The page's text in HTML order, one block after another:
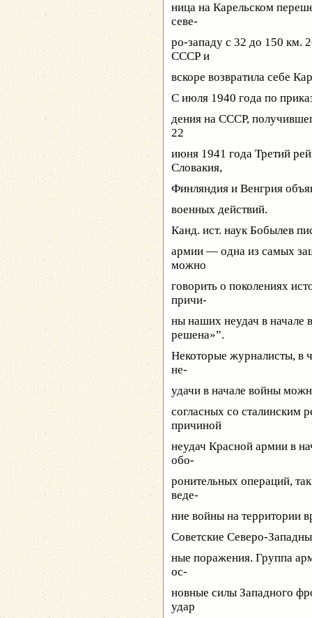
ница на Карельском
севе-
ро-западу с 32 до 150 км.
СССР и
вскоре возвратила себе
С июля 1940 года по
дения на СССР,
22
июня 1941 года Третий
Словакия,
Финляндия и Венгрия
военных действий.
Канд. ист. наук Бобылев
армии — одна из самых
можно
говорить о поколениях
причи-
ны наших неудач в начале
решена»”.
Некоторые журналисты, в
не-
удачи в начале войны
согласных со сталинским
причиной
неудач Красной армии в
обо-
ронительных операций,
веде-
ние войны на территории
Советские Северо-
ные поражения. Группа
ос-
новные силы Западного
удар